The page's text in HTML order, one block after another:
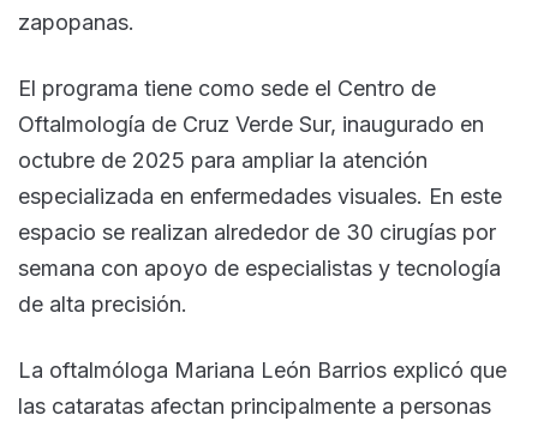
zapopanas.
El programa tiene como sede el Centro de
Oftalmología de Cruz Verde Sur, inaugurado en
octubre de 2025 para ampliar la atención
especializada en enfermedades visuales. En este
espacio se realizan alrededor de 30 cirugías por
semana con apoyo de especialistas y tecnología
de alta precisión.
La oftalmóloga Mariana León Barrios explicó que
las cataratas afectan principalmente a personas